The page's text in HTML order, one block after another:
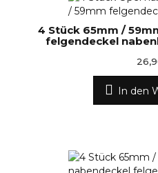
4 Stück 65mm /
felgendeckel
In den